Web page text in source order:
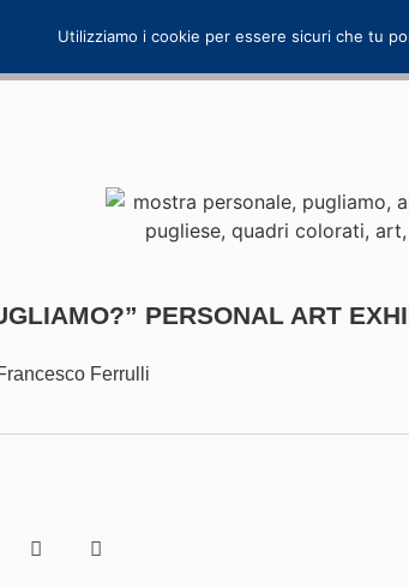
PERSONAL ART
Ferrulli
Utilizziamo i cookie per essere sicuri che tu